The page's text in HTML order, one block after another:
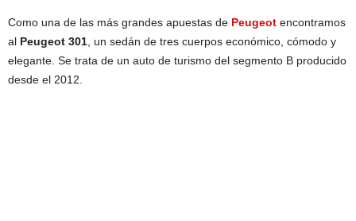
Como una de las más grandes apuestas de Peugeot encontramos
al Peugeot 301 , un sedán de tres cuerpos económico, cómodo y
elegante. Se trata de un auto de turismo del segmento B producido
desde el 2012.